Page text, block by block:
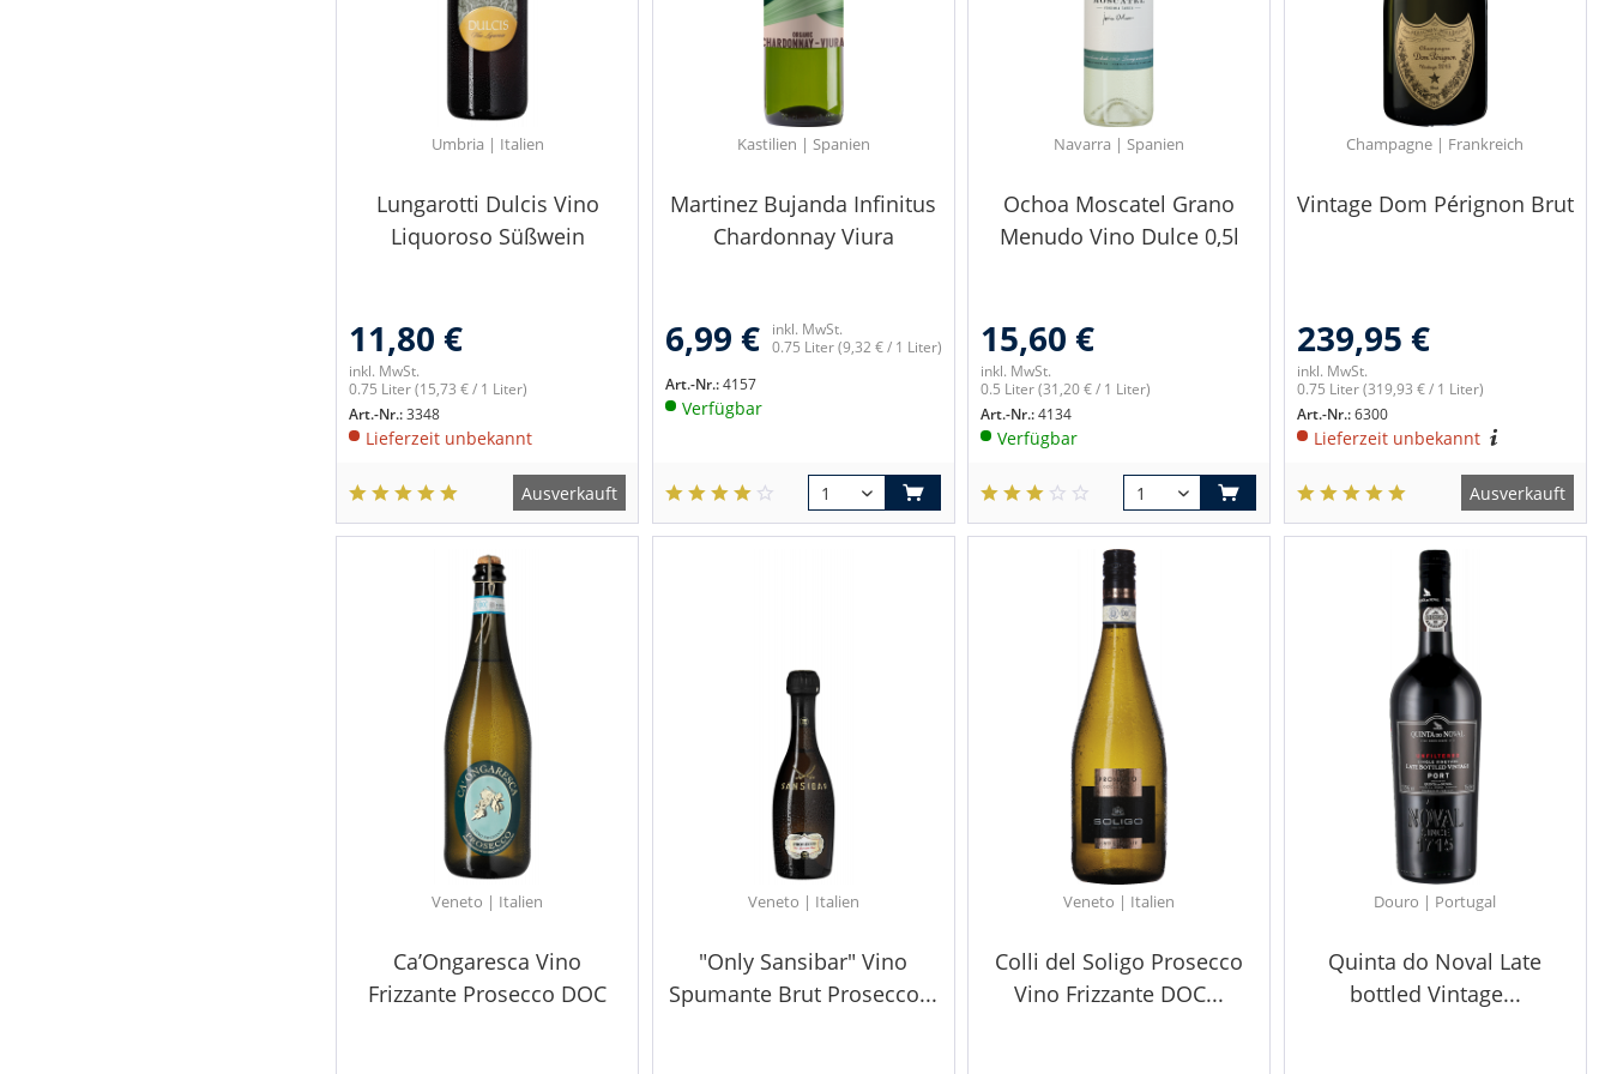
Umbria | Italien
Lungarotti Dulcis Vino
Liquoroso Süßwein
11,80 €
inkl. MwSt.
0.75 Liter(15,73 € / 1 Liter)
Art.-Nr.:3348
Lieferzeit unbekannt
Ausverkauft
Kastilien | Spanien
Martinez Bujanda Infinitus
Chardonnay Viura
6,99 €
inkl. MwSt.
0.75 Liter(9,32 € / 1 Liter)
Art.-Nr.:4157
Verfügbar
Navarra | Spanien
Ochoa Moscatel Grano
Menudo Vino Dulce 0,5l
15,60 €
inkl. MwSt.
0.5 Liter(31,20 € / 1 Liter)
Art.-Nr.:4134
Verfügbar
Champagne | Frankreich
Vintage Dom Pérignon Brut
239,95 €
inkl. MwSt.
0.75 Liter(319,93 € / 1 Liter)
Art.-Nr.:6300
Lieferzeit unbekannt
Ausverkauft
Veneto | Italien
Ca’Ongaresca Vino
Frizzante Prosecco DOC
Veneto | Italien
"Only Sansibar" Vino
Spumante Brut Prosecco...
Veneto | Italien
Colli del Soligo Prosecco
Vino Frizzante DOC...
Douro | Portugal
Quinta do Noval Late
bottled Vintage...